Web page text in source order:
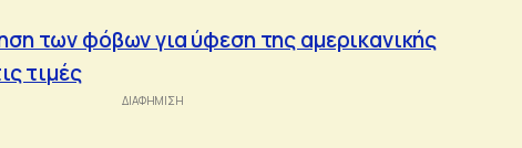
των φόβων για ύφεση της αμερικανικής
τιμές